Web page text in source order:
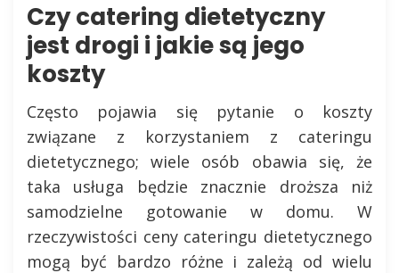
Czy catering dietetyczny
jest drogi i jakie są jego
koszty
Często pojawia się pytanie o koszty
związane z korzystaniem z cateringu
dietetycznego; wiele osób obawia się, że
taka usługa będzie znacznie droższa niż
samodzielne gotowanie w domu. W
rzeczywistości ceny cateringu dietetycznego
mogą być bardzo różne i zależą od wielu